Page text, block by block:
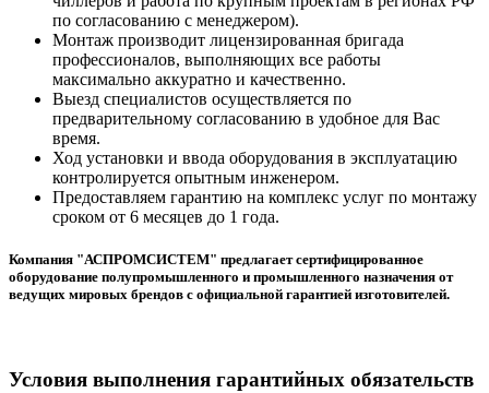
по согласованию с менеджером).
Монтаж производит лицензированная бригада
профессионалов, выполняющих все работы
максимально аккуратно и качественно.
Выезд специалистов осуществляется по
предварительному согласованию в удобное для Вас
время.
Ход установки и ввода оборудования в эксплуатацию
контролируется опытным инженером.
Предоставляем гарантию на комплекс услуг по монтажу
сроком от 6 месяцев до 1 года.
Компания "АСПРОМСИСТЕМ" предлагает сертифицированное
оборудование полупромышленного и промышленного назначения от
ведущих мировых брендов с официальной гарантией изготовителей.
Условия выполнения гарантийных обязательств